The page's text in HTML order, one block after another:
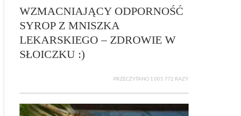
WZMACNIAJĄCY ODPORNOŚĆ
SYROP Z MNISZKA
LEKARSKIEGO – ZDROWIE W
SŁOICZKU :)
PRZECZYTANO 1 005 772 RAZY